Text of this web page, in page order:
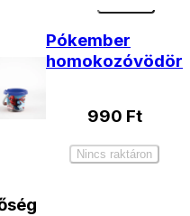
Pókember
homokozóvödör
990 Ft
Nincs raktáron